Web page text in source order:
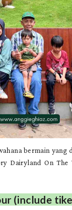
bermain yang
Dairyland On The
(include